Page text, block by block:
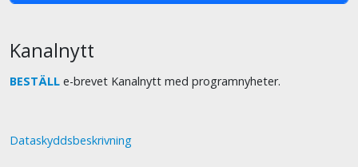
Kanalnytt
BESTÄLL e-brevet Kanalnytt med programnyheter.
Dataskyddsbeskrivning